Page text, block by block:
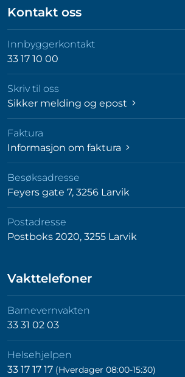
Kontakt oss
Innbyggerkontakt
33 17 10 00
Skriv til oss
Sikker melding og epost
Faktura
Informasjon om faktura
Besøksadresse
Feyers gate 7, 3256 Larvik
Postadresse
Postboks 2020, 3255 Larvik
Vakttelefoner
Barnevernvakten
33 31 02 03
Helsehjelpen
33 17 17 17 (Hverdager 08:00-15:30)